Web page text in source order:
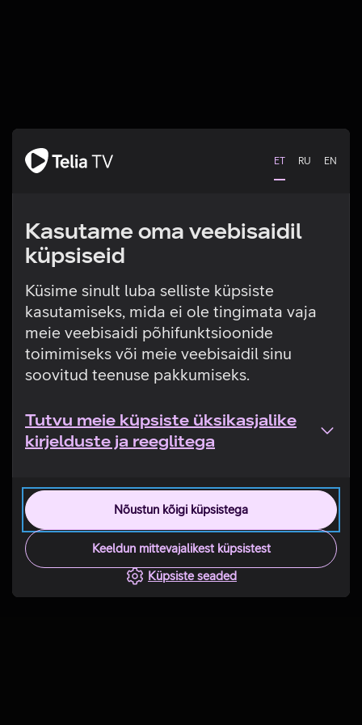
ET RU EN
Kasutame oma veebisaidil
küpsiseid
Küsime sinult luba selliste küpsiste
kasutamiseks, mida ei ole tingimata vaja
meie veebisaidi põhifunktsioonide
toimimiseks või meie veebisaidil sinu
soovitud teenuse pakkumiseks.
Tutvu meie küpsiste üksikasjalike
kirjelduste ja reeglitega
Nõustun kõigi küpsistega
Keeldun mittevajalikest küpsistest
Küpsiste seaded
Tehniline viga